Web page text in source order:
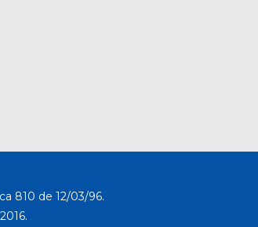
810 de 12/03/96.